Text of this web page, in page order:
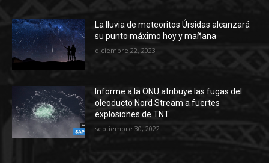
La lluvia de meteoritos Úrsidas alcanzará
su punto máximo hoy y mañana
diciembre 22, 2023
Informe a la ONU atribuye las fugas del
oleoducto Nord Stream a fuertes
explosiones de TNT
septiembre 30, 2022